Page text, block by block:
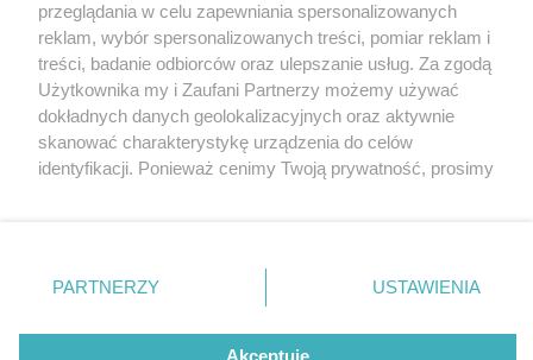
Dzialka burowiec osiedle
mrozna 5
Na działce po kolei piaskowej w Burowcu w
REKLAMA
Nie zapomnij
zapoznać się z:
polityką prywatności regulamin korzystania z portali
Twojemiasto
Piekary Śląskie
Chorzów
Tarnowskie Góry
Gliwice
Skontakuj sięz nami
Kontakt
Wydawca
Redakcja
przeglądania w celu zapewniania spersonalizowanych
reklam, wybór spersonalizowanych treści, pomiar reklam i
treści, badanie odbiorców oraz ulepszanie usług. Za zgodą
Użytkownika my i Zaufani Partnerzy możemy używać
dokładnych danych geolokalizacyjnych oraz aktywnie
skanować charakterystykę urządzenia do celów
identyfikacji. Ponieważ cenimy Twoją prywatność, prosimy
prywatności znajdujący się w lewym dolnym rogu strony
. Niektóre rodzaje przetwarzania danych nie wymagają
zgody użytkownika, ale masz prawo sprzeciwić się
takiemu przetwarzaniu. Preferencje będą miały
PARTNERZY USTAWIENIA
Akceptuję